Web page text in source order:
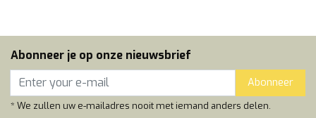
Abonneer je op onze nieuwsbrief
Abonneer
* We zullen uw e-mailadres nooit met iemand anders delen.